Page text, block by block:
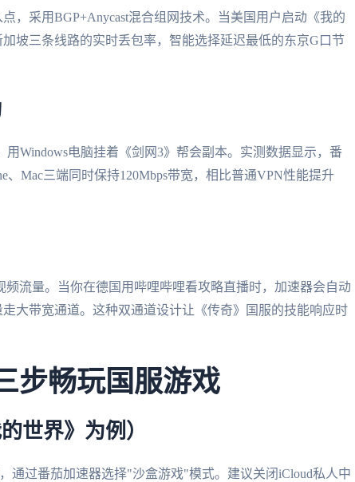
，采用BGP+Anycast混合组网技术。当美国用户启动《我的
坡三条线路的实时丢包率，智能选择延迟最低的东京G口节
Windows电脑挂着《剑网3》帮会副本。实测数据显示，番
、Mac三端同时保持120Mbps带宽，相比普通VPN性能提升
流量。当你在德国用哔哩哔哩看攻略直播时，加速器会自动
大带宽通道。这种双通道设计让《传奇》国服的技能响应时
步畅玩国服游戏
世界》为例）
通过番茄加速器选择"沙盒游戏"模式。建议关闭iCloud私人中